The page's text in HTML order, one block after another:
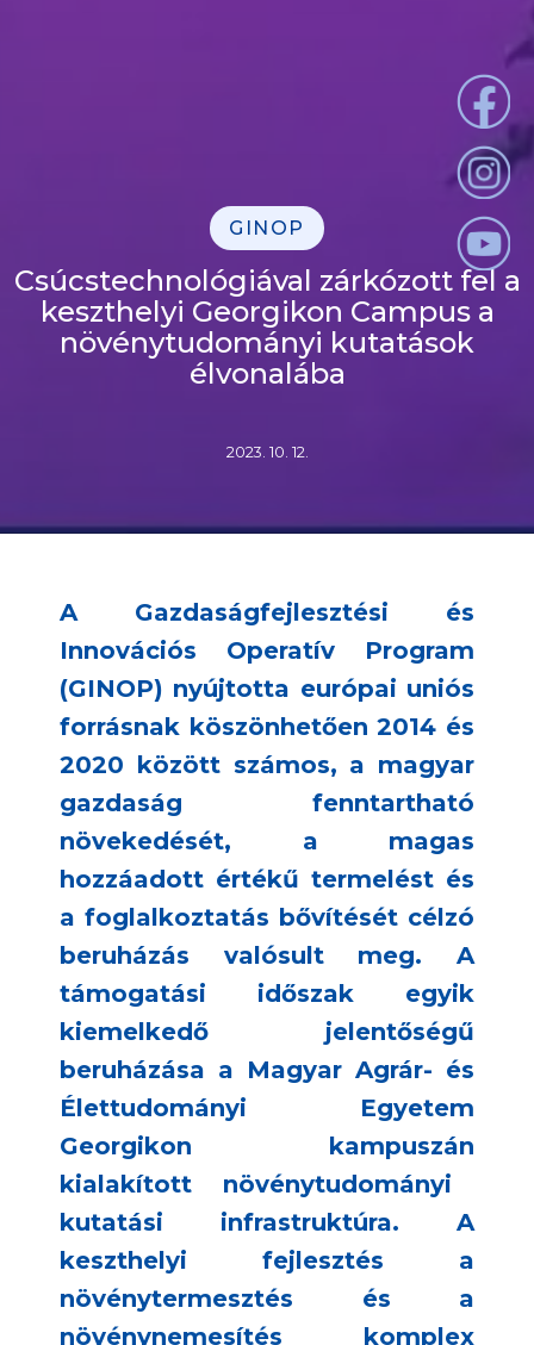
GINOP
Csúcstechnológiával zárkózott fel a
keszthelyi Georgikon Campus a
növénytudományi kutatások
élvonalába
2023. 10. 12.
A Gazdaságfejlesztési és
Innovációs Operatív Program
(GINOP) nyújtotta európai uniós
forrásnak köszönhetően 2014 és
2020 között számos, a magyar
gazdaság fenntartható
növekedését, a magas
hozzáadott értékű termelést és
a foglalkoztatás bővítését célzó
beruházás valósult meg. A
támogatási időszak egyik
kiemelkedő jelentőségű
beruházása a Magyar Agrár- és
Élettudományi Egyetem
Georgikon kampuszán
kialakított növénytudományi
kutatási infrastruktúra. A
keszthelyi fejlesztés a
növénytermesztés és a
növénynemesítés komplex